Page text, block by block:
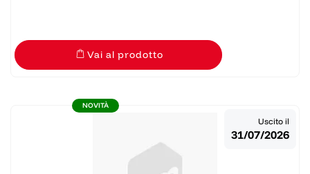
Vai al prodotto
NOVITÀ
Uscito il
31/07/2026